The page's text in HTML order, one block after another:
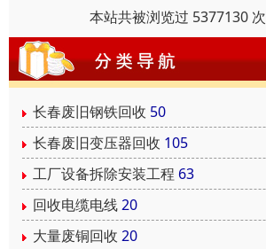
本站共被浏览过 5377130 次
长春废旧钢铁回收 50
长春废旧变压器回收 105
工厂设备拆除安装工程 63
回收电缆电线20
大量废铜回收 20